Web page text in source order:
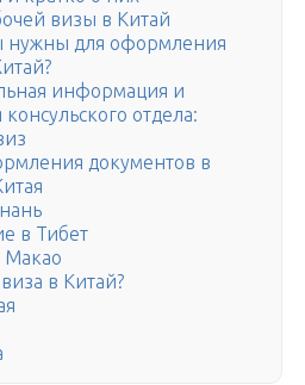
визы в Китай
нужны для оформления
информация и
отдела:
документов в
в Тибет
в Китай?